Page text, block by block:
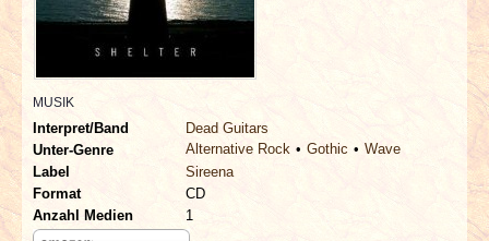
INTERVIEWS
SPECIALS
REDAKTION
LINKS
ARCHIV
MUSIK
Interpret/Band
Dead Guitars
Unter-Genre
Alternative Rock Gothic
Wave
Label
Sireena
Format
CD
Anzahl Medien
1